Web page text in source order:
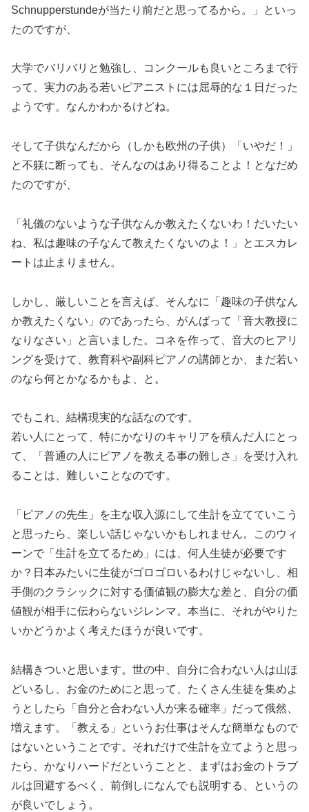
Schnupperstundeが当たり前だと思ってるから。」といっ
たのですが、
大学でバリバリと勉強し、コンクールも良いところまで行
って、実力のある若いピアニストには屈辱的な１日だった
ようです。なんかわかるけどね。
そして子供なんだから（しかも欧州の子供）「いやだ！」
と不躾に断っても、そんなのはあり得ることよ！となだめ
たのですが、
「礼儀のないような子供なんか教えたくないわ！だいたい
ね、私は趣味の子なんて教えたくないのよ！」とエスカレ
ートは止まりません。
しかし、厳しいことを言えば、そんなに「趣味の子供なん
か教えたくない」のであったら、がんばって「音大教授に
なりなさい」と言いました。コネを作って、音大のヒアリ
ングを受けて、教育科や副科ピアノの講師とか、まだ若い
のなら何とかなるかもよ、と。
でもこれ、結構現実的な話なのです。
若い人にとって、特にかなりのキャリアを積んだ人にとっ
て、「普通の人にピアノを教える事の難しさ」を受け入れ
ることは、難しいことなのです。
「ピアノの先生」を主な収入源にして生計を立てていこう
と思ったら、楽しい話じゃないかもしれません。このウィ
ーンで「生計を立てるため」には、何人生徒が必要です
か？日本みたいに生徒がゴロゴロいるわけじゃないし、相
手側のクラシックに対する価値観の膨大な差と、自分の価
値観が相手に伝わらないジレンマ。本当に、それがやりた
いかどうかよく考えたほうが良いです。
結構きついと思います。世の中、自分に合わない人は山ほ
どいるし、お金のためにと思って、たくさん生徒を集めよ
うとしたら「自分と合わない人が来る確率」だって俄然、
増えます。「教える」というお仕事はそんな簡単なもので
はないということです。それだけで生計を立てようと思っ
たら、かなりハードだということと、まずはお金のトラブ
ルは回避するべく、前倒しになんでも説明する、というの
が良いでしょう。